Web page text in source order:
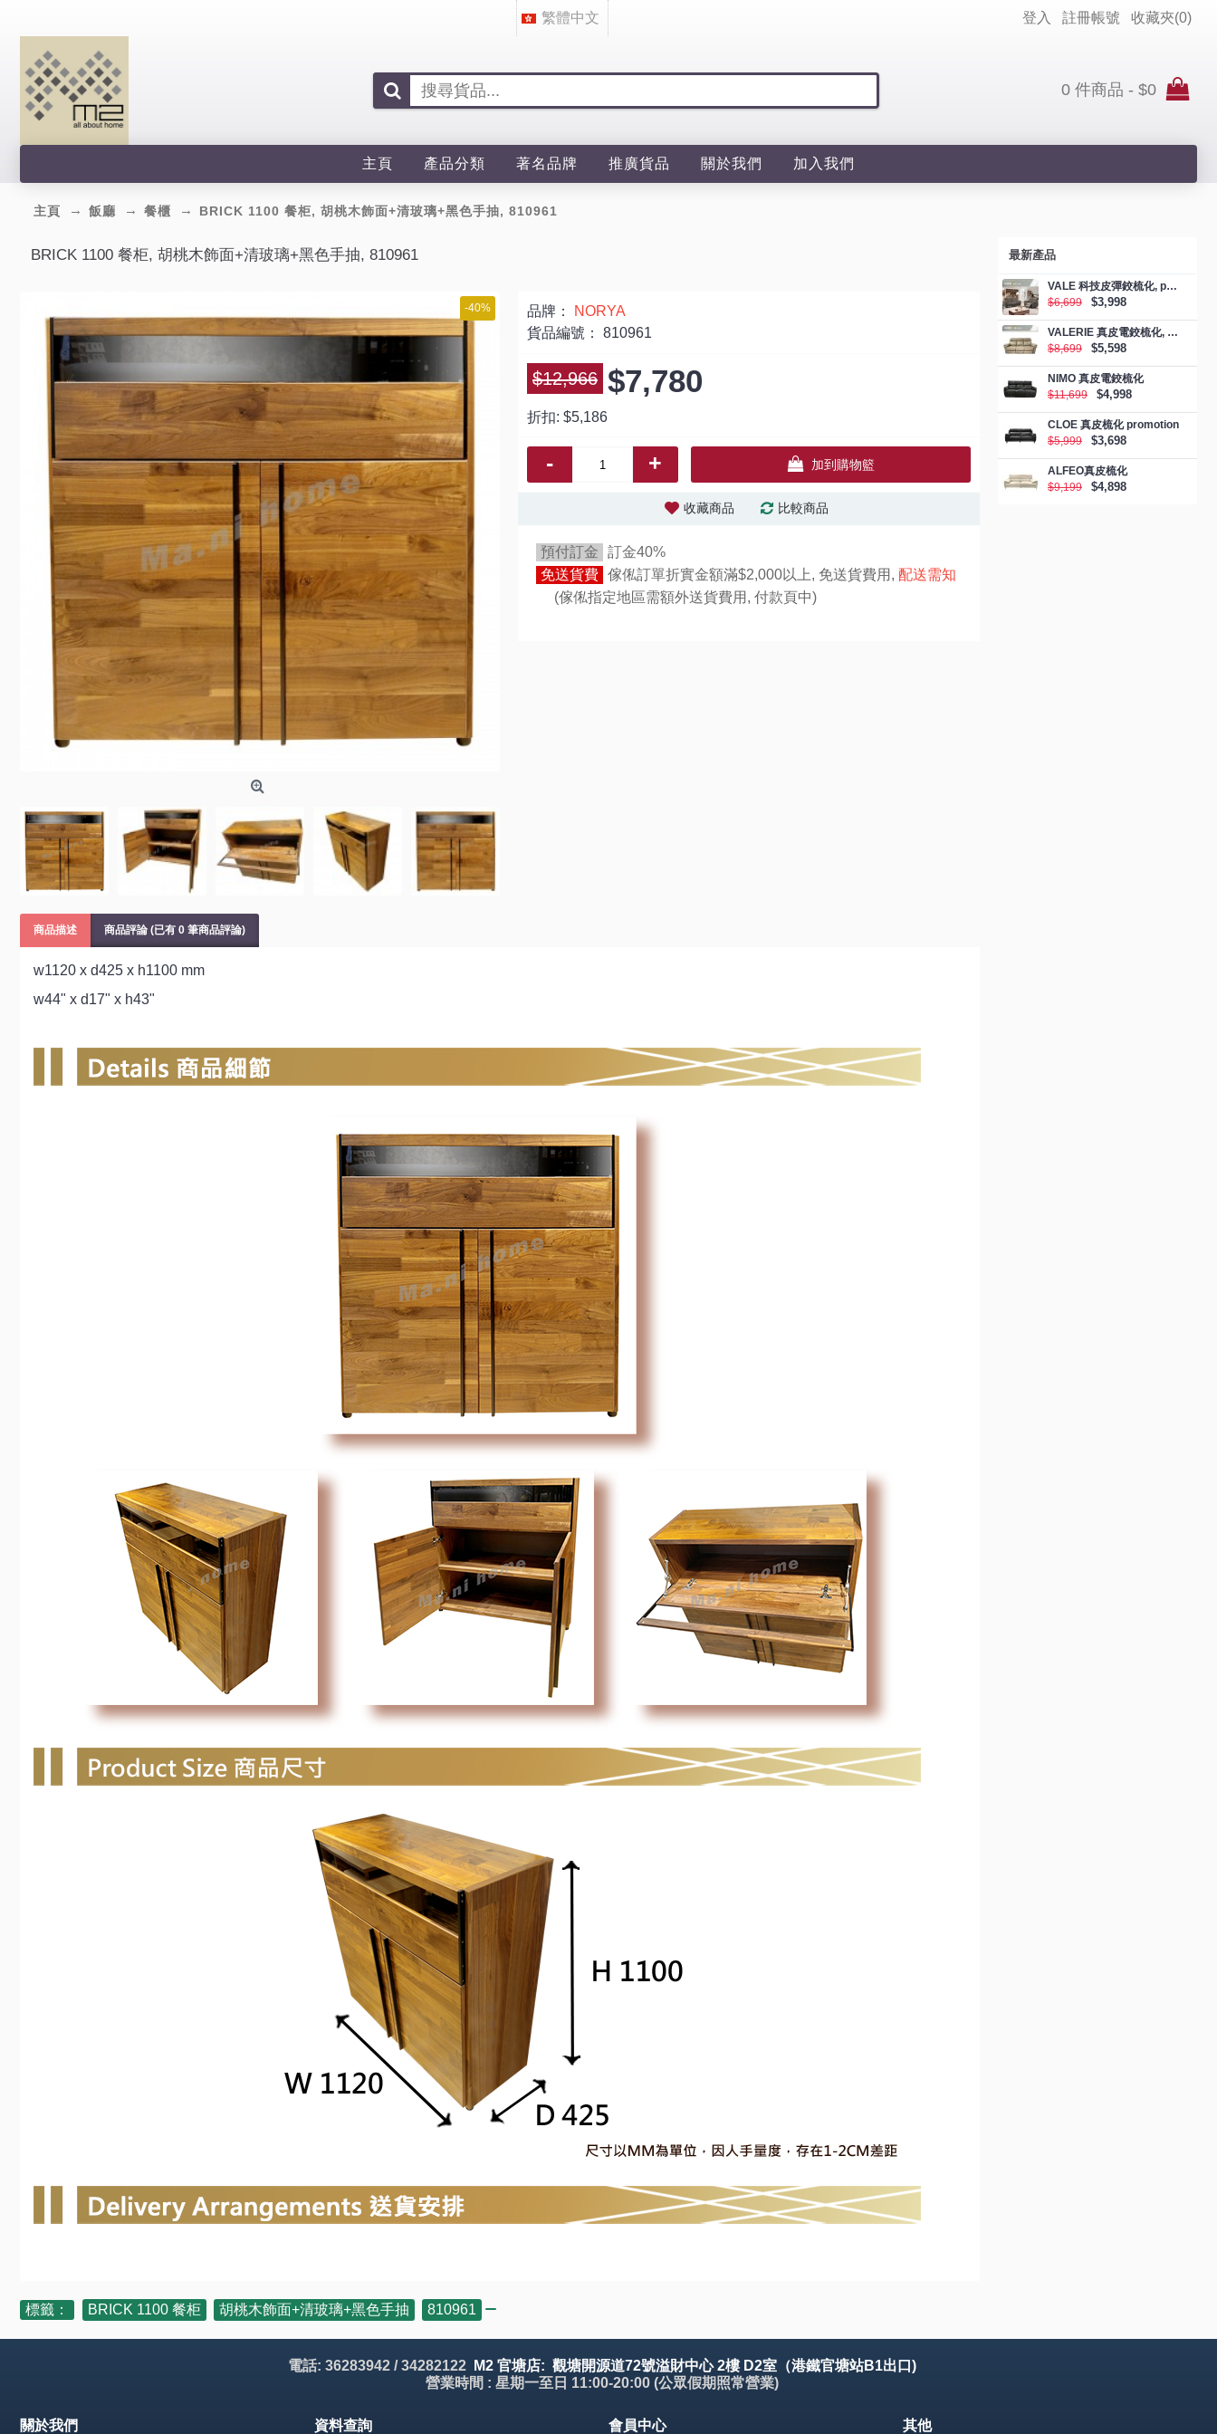
繁體中文 登入 註冊帳號 收藏夾(0)
0 件商品 - $0
主頁 產品分類 著名品牌 推廣貨品 關於我們 加入我們
主頁 飯廳 餐櫃 BRICK 1100 餐柜, 胡桃木飾面+清玻璃+黑色手抽, 810961
最新產品
VALE 科技皮彈鉸梳化, promotion
$6,699
$3,998
VALERIE 真皮電鉸梳化, promotion
$8,699
$5,598
NIMO 真皮電鉸梳化
$11,699
$4,998
CLOE 真皮梳化 promotion
$5,999
$3,698
ALFEO真皮梳化
$9,199
$4,898
BRICK 1100 餐柜, 胡桃木飾面+清玻璃+黑色手抽, 810961
-40% 品牌：
NORYA
貨品編號： 810961
$12,966 $7,780
折扣: $5,186
- + 加到購物籃
收藏商品 比較商品
預付訂金
訂金40%
免送貨費 傢俬訂單折實金額滿$2,000以上, 免送貨費用, 配送需知
(傢俬指定地區需額外送貨費用, 付款頁中)
商品描述 商品評論 (已有 0 筆商品評論)
w1120 x d425 x h1100 mm
w44" x d17" x h43"
標籤： BRICK 1100 餐柜 胡桃木飾面+清玻璃+黑色手抽 810961
電話: 36283942 / 34282122
M2 官塘店: 觀塘開源道72號溢財中心 2樓 D2室（港鐵官塘站B1出口)
營業時間 : 星期一至日 11:00-20:00 (公眾假期照常營業)
關於我們 資料查詢 會員中心 其他